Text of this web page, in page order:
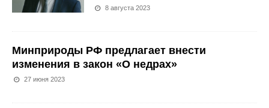
8 августа 2023
Минприроды РФ предлагает внести
изменения в закон «О недрах»
27 июня 2023